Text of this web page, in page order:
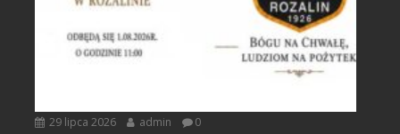
29 lipca 2026 admin 0